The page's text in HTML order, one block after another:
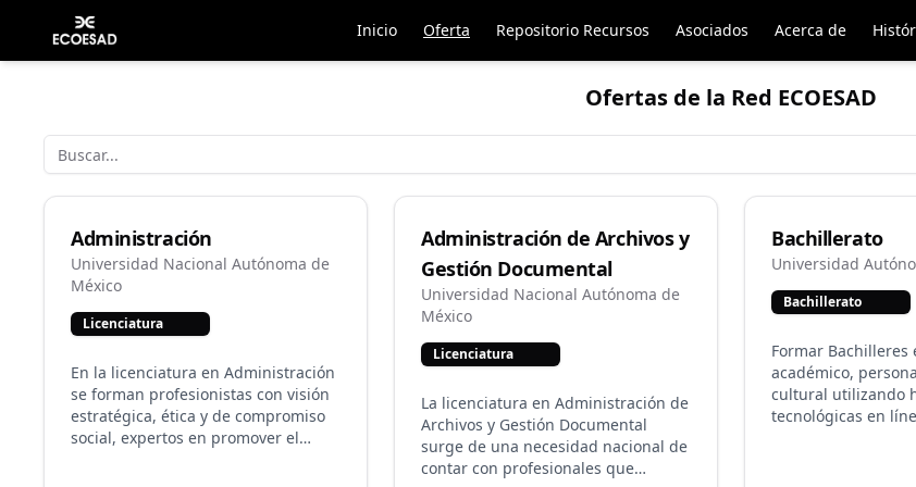
Inicio Oferta Repositorio Recursos Asociados Acerca de
Ofertas de la Red ECOESAD
Administración
Universidad Nacional Autónoma de
México
Licenciatura
En la licenciatura en Administración
se forman profesionistas con visión
estratégica, ética y de compromiso
social, expertos en promover el
Administración de Archivos y
Gestión Documental
Universidad Nacional Autónoma de
México
Licenciatura
La licenciatura en Administración de
Archivos y Gestión Documental
surge de una necesidad nacional de
contar con profesionales que
Bachillerato
Universidad
Bachillerato
Formar Bachilleres
académico,
cultural utilizando
tecnológicas en